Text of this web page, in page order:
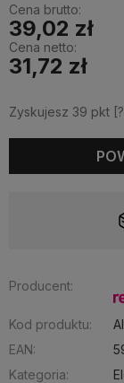
Cena brutto:
39,02 zł
Cena netto:
31,72 zł
Zyskujesz 39 pkt [?
Producent:
Kod produktu:
EAN:
Kategoria: